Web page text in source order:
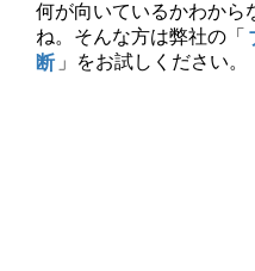
何が向いているかわから
ね。そんな方は弊社の「
断 」をお試しください。